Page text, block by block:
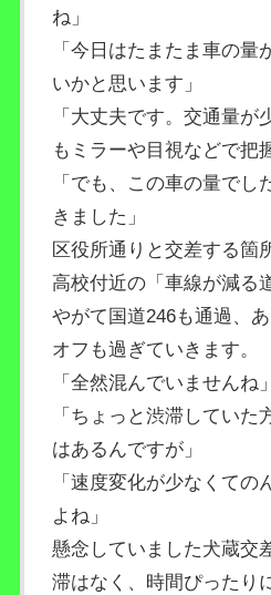
ね」
「今日はたまたま車の量
いかと思います」
「大丈夫です。交通量が
もミラーや目視などで把
「でも、この車の量でし
きました」
区役所通りと交差する箇
高校付近の「車線が減る
やがて国道246も通過、
オフも過ぎていきます。
「全然混んでいませんね」
「ちょっと渋滞していた
はあるんですが」
「速度変化が少なくての
よね」
懸念していました犬蔵交
滞はなく、時間ぴったり